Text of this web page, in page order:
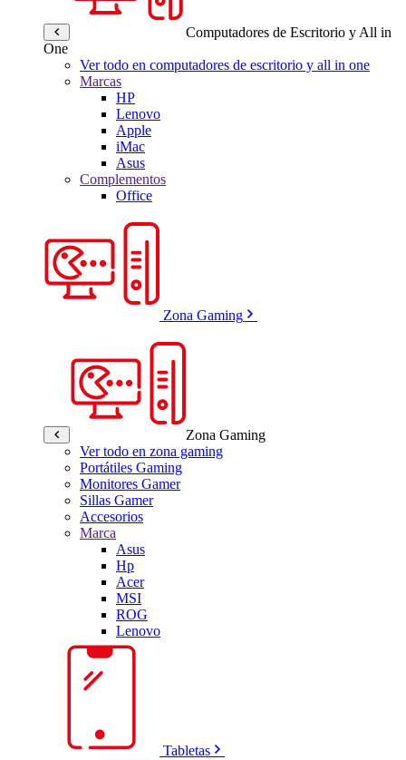
Computadores de Escritorio y All in
One
Ver todo en computadores de escritorio y all in one
Marcas
HP
Lenovo
Apple
iMac
Asus
Complementos
Office
Zona Gaming
Zona Gaming
Ver todo en zona gaming
Portátiles Gaming
Monitores Gamer
Sillas Gamer
Accesorios
Marca
Asus
Hp
Acer
MSI
ROG
Lenovo
Tabletas